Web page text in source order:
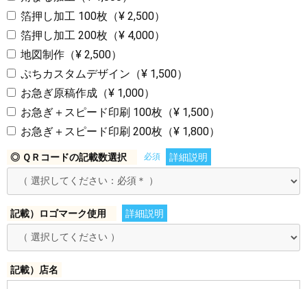
箔押し加工 100枚（¥ 2,500）
箔押し加工 200枚（¥ 4,000）
地図制作（¥ 2,500）
ぷちカスタムデザイン（¥ 1,500）
お急ぎ原稿作成（¥ 1,000）
お急ぎ＋スピード印刷 100枚（¥ 1,500）
お急ぎ＋スピード印刷 200枚（¥ 1,800）
◎ ＱＲコードの記載数選択 必須 詳細説明
記載）ロゴマーク使用 詳細説明
記載）店名